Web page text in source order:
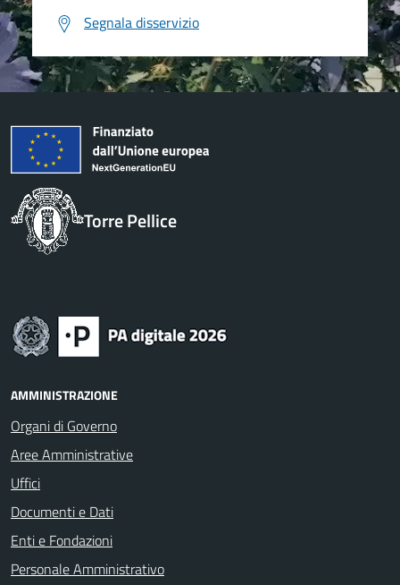
Segnala disservizio
Torre Pellice
AMMINISTRAZIONE
Organi di Governo
Aree Amministrative
Uffici
Documenti e Dati
Enti e Fondazioni
Personale Amministrativo